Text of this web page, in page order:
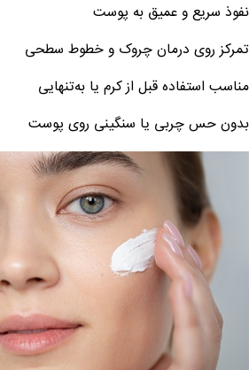
نفوذ سریع و عمیق به پوست
تمرکز روی درمان چروک و خطوط سطحی
مناسب استفاده قبل از کرم یا به‌تنهایی
بدون حس چربی یا سنگینی روی پوست